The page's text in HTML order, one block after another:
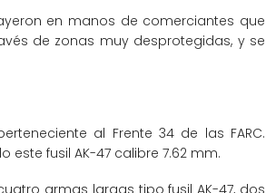
en manos de comerciantes que
de zonas muy desprotegidas, y se
al Frente 34 de las FARC.
fusil AK-47 calibre 7.62 mm.
armas largas tipo fusil AK-47, dos